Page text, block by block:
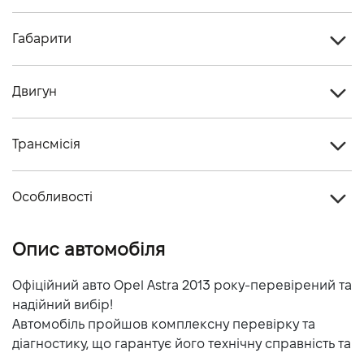
Габарити
Кiлькiсть мiсць, шт
Двигун
Потужність двигуна (к.с.)
Динаміка розгону 0-100 км/г
Трансмісія
Особливості
Опис автомобіля
Офіційний авто Opel Astra 2013 року-перевірений та
надійний вибір!
Автомобіль пройшов комплексну перевірку та
діагностику, що гарантує його технічну справність та